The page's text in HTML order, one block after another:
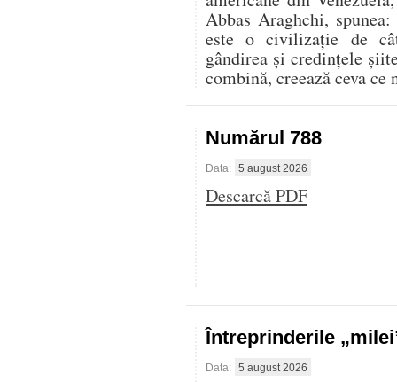
Abbas Araghchi,
este o civilizație de
gândirea și credințele
combină, creează ceva
Numărul 788
Data: 5 august 2026
Descarcă PDF
Întreprinderile
Data: 5 august 2026